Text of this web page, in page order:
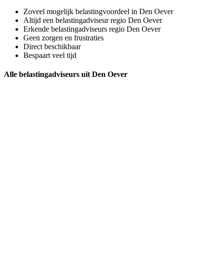
Zoveel mogelijk belastingvoordeel in Den Oever
Altijd een belastingadviseur regio Den Oever
Erkende belastingadviseurs regio Den Oever
Geen zorgen en frustraties
Direct beschikbaar
Bespaart veel tijd
Alle belastingadviseurs uit Den Oever